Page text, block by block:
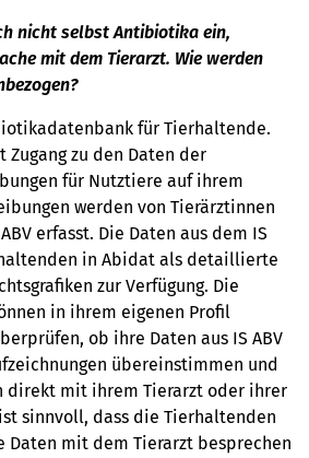
nicht selbst Antibiotika ein,
mit dem Tierarzt. Wie werden
für Tierhaltende.
zu den Daten der
für Nutztiere auf ihrem
werden von Tierärztinnen
erfasst. Die Daten aus dem IS
in Abidat als detaillierte
zur Verfügung. Die
in ihrem eigenen Profil
ob ihre Daten aus IS ABV
übereinstimmen und
direkt mit ihrem Tierarzt oder ihrer
sinnvoll, dass die Tierhaltenden
Daten mit dem Tierarzt besprechen